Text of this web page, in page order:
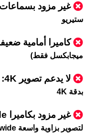
غير مزود
ستيريو
كاميرا أمامية
ميجابكسل فقط)
لا يدعم تصوير 4K:
بدقة 4K
غير مزود بكاميرا Ultrawide:
لتصوير بزاوية واسعة Ultrawide